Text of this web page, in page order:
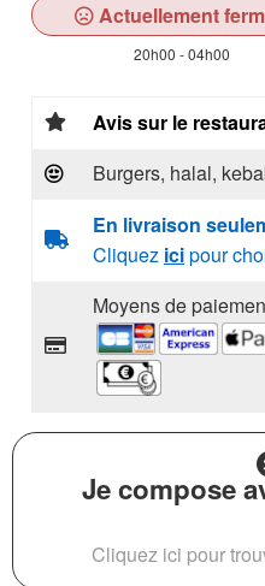
Actuellement
20h00 - 04h00
Avis sur le
Burgers, halal,
En livraison
Cliquez icipour
Moyens de
Je compose
Cliquez ici pour